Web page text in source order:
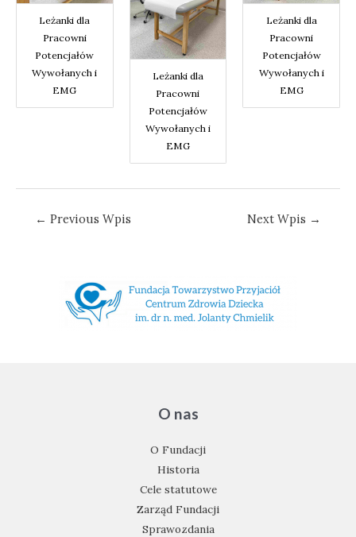
Leżanki dla
Pracowni
Potencjałów
Wywołanych i
EMG
Leżanki dla
Pracowni
Potencjałów
Wywołanych i
EMG
Leżanki dla
Pracowni
Potencjałów
Wywołanych i
EMG
Nawigacja
← Previous Wpis Next Wpis →
O nas
O Fundacji
Historia
Cele statutowe
Zarząd Fundacji
Sprawozdania